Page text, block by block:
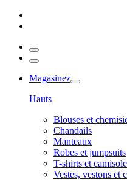
Magasinez
Hauts
Blouses et
Chandails
Manteaux
Robes et jumpsuits
T-shirts et
Vestes, vestons et